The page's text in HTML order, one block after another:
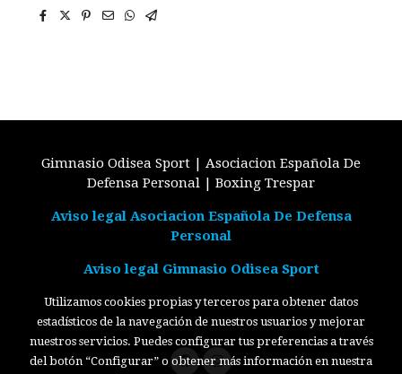
Gimnasio Odisea Sport | Asociacion Española De
Defensa Personal | Boxing Trespar
Aviso legal Asociacion Española De Defensa
Personal
Aviso legal Gimnasio Odisea Sport
Utilizamos cookies propias y terceros para obtener datos
estadísticos de la navegación de nuestros usuarios y mejorar
nuestros servicios. Puedes configurar tus preferencias a través
del botón “Configurar” o obtener más información en nuestra